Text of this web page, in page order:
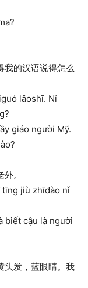
我的汉语说得怎么
lǎoshī. Nǐ
giáo người Mỹ.
。
tīng jiù zhīdào nǐ
biết cậu là người
头发，蓝眼睛。我